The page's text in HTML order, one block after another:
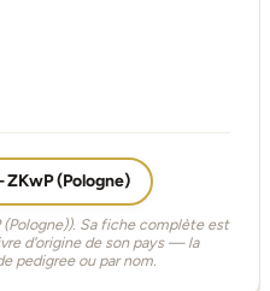
(Pologne)
Sa fiche complète est
d'origine de son pays — la
pedigree ou par nom.